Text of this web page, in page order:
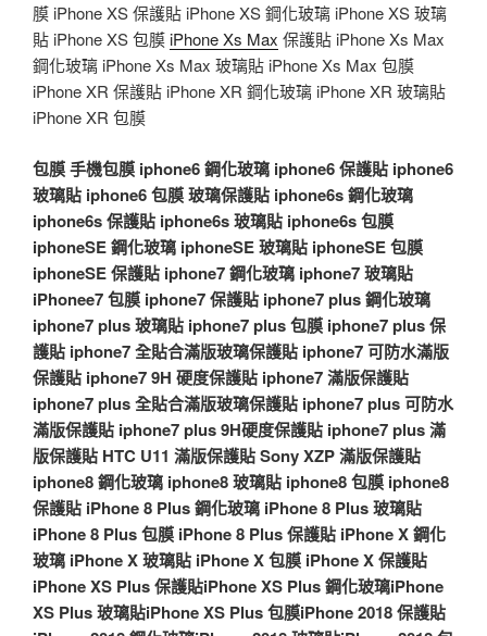
膜 iPhone XS 保護貼 iPhone XS 鋼化玻璃 iPhone XS 玻璃
貼 iPhone XS 包膜iPhone Xs Max 保護貼 iPhone Xs Max
鋼化玻璃 iPhone Xs Max 玻璃貼 iPhone Xs Max 包膜
iPhone XR 保護貼 iPhone XR 鋼化玻璃 iPhone XR 玻璃貼
iPhone XR 包膜
包膜手機包膜 iphone6 鋼化玻璃 iphone6 保護貼 iphone6
玻璃貼 iphone6 包膜玻璃保護貼 iphone6s 鋼化玻璃
iphone6s 保護貼 iphone6s 玻璃貼 iphone6s 包膜
iphoneSE 鋼化玻璃 iphoneSE 玻璃貼 iphoneSE 包膜
iphoneSE 保護貼 iphone7 鋼化玻璃 iphone7 玻璃貼
iPhonee7 包膜 iphone7 保護貼 iphone7 plus 鋼化玻璃
iphone7 plus 玻璃貼 iphone7 plus 包膜 iphone7 plus 保
護貼 iphone7 全貼合滿版玻璃保護貼 iphone7 可防水滿版
保護貼 iphone7 9H 硬度保護貼 iphone7 滿版保護貼
iphone7 plus 全貼合滿版玻璃保護貼 iphone7 plus 可防水
滿版保護貼 iphone7 plus 9H硬度保護貼 iphone7 plus 滿
版保護貼 HTC U11 滿版保護貼Sony XZP 滿版保護貼
iphone8 鋼化玻璃 iphone8 玻璃貼 iphone8 包膜 iphone8
保護貼 iPhone 8 Plus 鋼化玻璃 iPhone 8 Plus 玻璃貼
iPhone 8 Plus 包膜 iPhone 8 Plus 保護貼 iPhone X 鋼化
玻璃 iPhone X 玻璃貼 iPhone X 包膜 iPhone X 保護貼
iPhone XS Plus 保護貼iPhone XS Plus 鋼化玻璃iPhone
XS Plus 玻璃貼iPhone XS Plus 包膜iPhone 2018 保護貼